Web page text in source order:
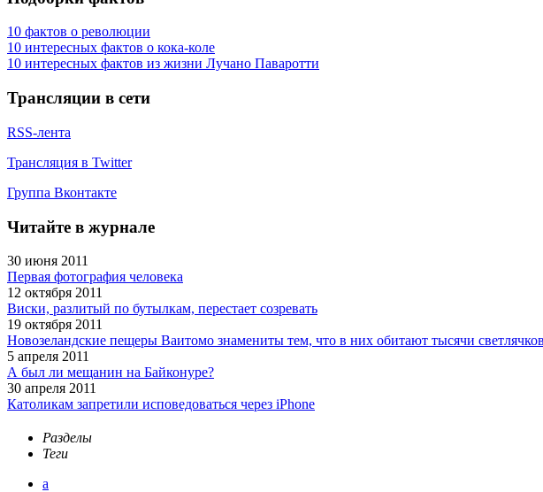
10 фактов о революции
10 интересных фактов о кока-коле
10 интересных фактов из жизни Лучано Паваротти
Трансляции в сети
RSS-лента
Трансляция в Twitter
Группа Вконтакте
Читайте в журнале
30 июня 2011
Первая фотография человека
12 октября 2011
Виски, разлитый по бутылкам, перестает созревать
19 октября 2011
Новозеландские пещеры Ваитомо знамениты тем, что в них обитают тысячи светлячков
5 апреля 2011
А был ли мещанин на Байконуре?
30 апреля 2011
Католикам запретили исповедоваться через iPhone
Разделы
Теги
а